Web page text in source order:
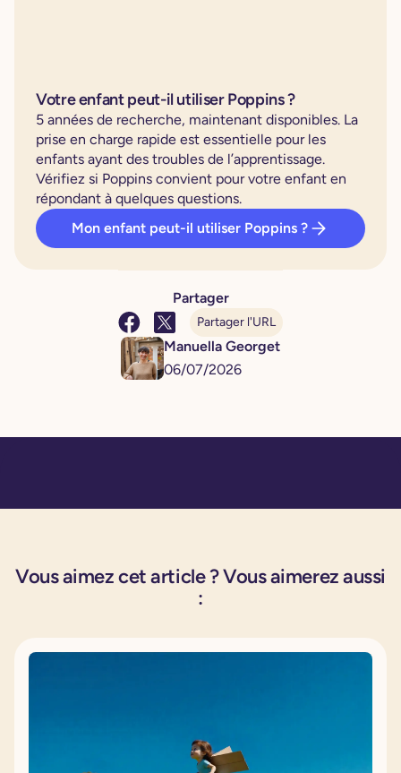
Partager
Partager l'URL
Manuella Georget
06/07/2026
Votre enfant peut-il utiliser Poppins ?
5 années de recherche, maintenant disponibles. La
prise en charge rapide est essentielle pour les
enfants ayant des troubles de l’apprentissage.
Vérifiez si Poppins convient pour votre enfant en
répondant à quelques questions.
Mon enfant peut-il utiliser Poppins ?
Vous aimez cet article ? Vous aimerez aussi
: